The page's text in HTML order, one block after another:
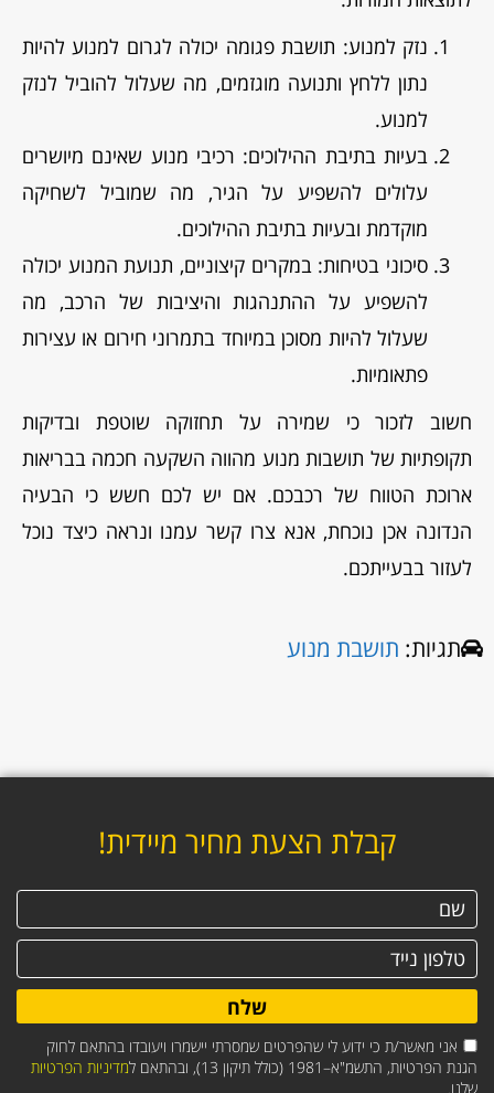
נזק למנוע: תושבת פגומה יכולה לגרום למנוע להיות
נתון ללחץ ותנועה מוגזמים, מה שעלול להוביל לנזק
למנוע.
בעיות בתיבת ההילוכים: רכיבי מנוע שאינם מיושרים
עלולים להשפיע על הגיר, מה שמוביל לשחיקה
מוקדמת ובעיות בתיבת ההילוכים.
סיכוני בטיחות: במקרים קיצוניים, תנועת המנוע יכולה
להשפיע על ההתנהגות והיציבות של הרכב, מה
שעלול להיות מסוכן במיוחד בתמרוני חירום או עצירות
פתאומיות.
חשוב לזכור כי שמירה על תחזוקה שוטפת ובדיקות
תקופתיות של תושבות מנוע מהווה השקעה חכמה בבריאות
ארוכת הטווח של רכבכם. אם יש לכם חשש כי הבעיה
הנדונה אכן נוכחת, אנא צרו קשר עמנו ונראה כיצד נוכל
לעזור בבעייתכם.
תגיות: תושבת מנוע
קבלת הצעת מחיר מיידית!
אני מאשר/ת כי ידוע לי שהפרטים שמסרתי יישמרו ויעובדו בהתאם לחוק
הגנת הפרטיות, התשמ"א–1981 (כולל תיקון 13), ובהתאם ל
מדיניות הפרטיות
שלנו.
שלח